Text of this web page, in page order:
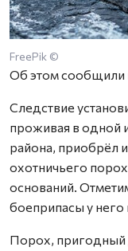
FreePik ©
Об этом сообщили
Следствие
проживая в одной
района, приобрёл
охотничьего
оснований.
боеприпасы у него
Порох, пригодный